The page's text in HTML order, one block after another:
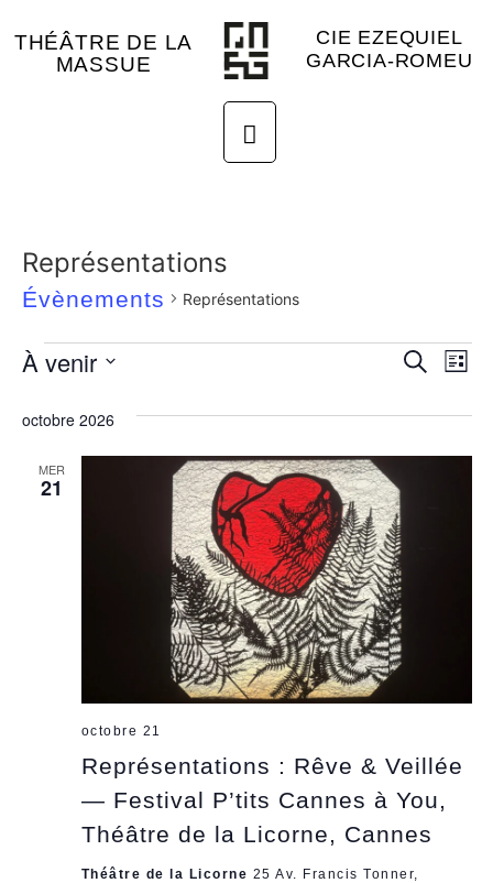
THÉÂTRE DE LA
MASSUE
CIE EZEQUIEL
GARCIA-ROMEU
Représentations
Évènements Représentations
et
de
vues
Recherche
Liste
À venir
date.
octobre 2026
MER
21
Représentations : Rêve & Veillée
— Festival P’tits Cannes à You,
Théâtre de la Licorne, Cannes
octobre 21
Théâtre de la Licorne 25 Av. Francis Tonner,